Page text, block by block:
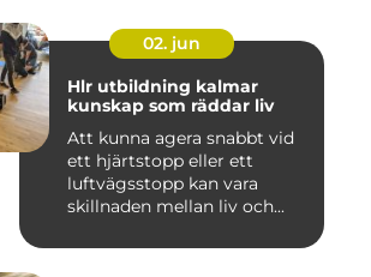
02. jun
Hlr utbildning kalmar
kunskap som räddar liv
Att kunna agera snabbt vid
ett hjärtstopp eller ett
luftvägsstopp kan vara
skillnaden mellan liv och...